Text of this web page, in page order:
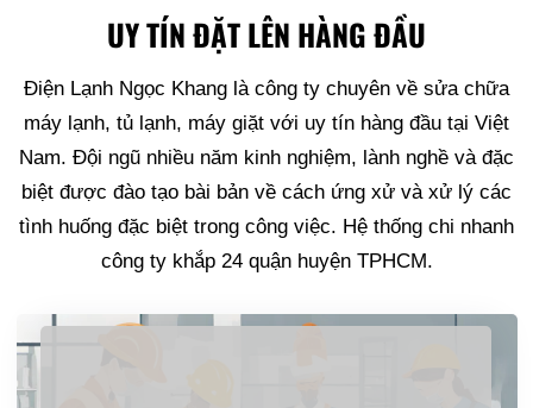
UY TÍN ĐẶT LÊN HÀNG ĐẦU
Điện Lạnh Ngọc Khang là công ty chuyên về sửa chữa
máy lạnh, tủ lạnh, máy giặt với uy tín hàng đầu tại Việt
Nam. Đội ngũ nhiều năm kinh nghiệm, lành nghề và đặc
biệt được đào tạo bài bản về cách ứng xử và xử lý các
tình huống đặc biệt trong công việc. Hệ thống chi nhanh
công ty khắp 24 quận huyện TPHCM.